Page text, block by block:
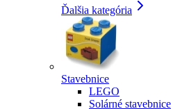
Ďalšia kategória
Stavebnice
LEGO
Solárné stavebnice